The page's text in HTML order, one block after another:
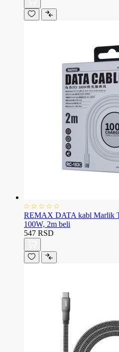
REMAX DATA kabl Marlik
100W, 2m beli
547 RSD